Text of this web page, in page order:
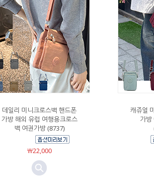
데일리 미니크로스백 핸드폰
가방 해외 유럽 여행용크로스
백 여권가방 (8737)
￦22,000
캐쥬얼
가방